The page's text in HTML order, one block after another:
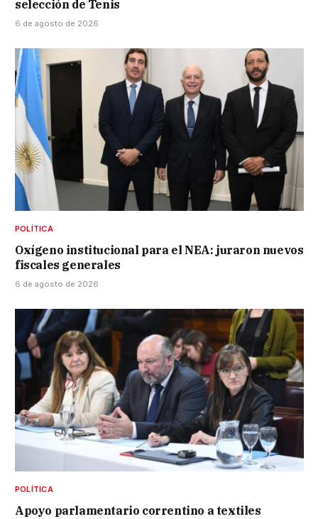
selección de Tenis
6 de agosto de 2026
POLÍTICA
Oxígeno institucional para el NEA: juraron nuevos
fiscales generales
6 de agosto de 2026
POLÍTICA
Apoyo parlamentario correntino a textiles